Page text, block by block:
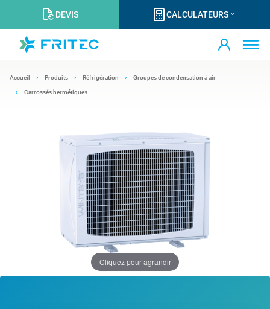
DEVIS CALCULATEURS
Accueil Produits Réfrigération Groupes de condensation à air
Carrossés hermétiques
Cliquez pour agrandir